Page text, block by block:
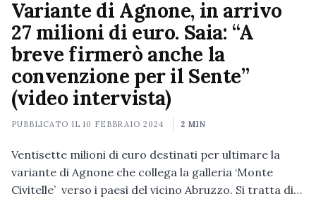
Variante di Agnone, in arrivo
27 milioni di euro. Saia: “A
breve firmerò anche la
convenzione per il Sente”
(video intervista)
PUBBLICATO IL10 FEBBRAIO 2024 2 MIN
Ventisette milioni di euro destinati per ultimare la
variante di Agnone che collega la galleria ‘Monte
Civitelle’ verso i paesi del vicino Abruzzo. Si tratta di…